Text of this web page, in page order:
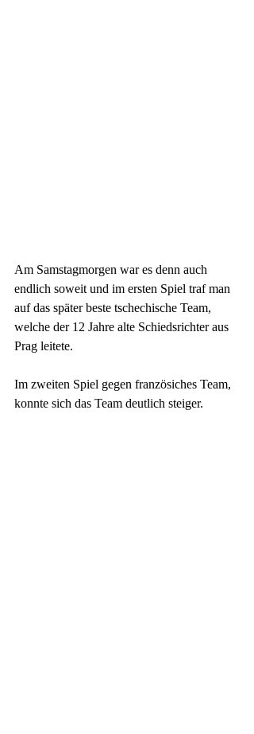
Am Samstagmorgen war es denn auch
endlich soweit und im ersten Spiel traf man
auf das später beste tschechische Team,
welche der 12 Jahre alte Schiedsrichter aus
Prag leitete.
Im zweiten Spiel gegen französiches Team,
konnte sich das Team deutlich steiger.